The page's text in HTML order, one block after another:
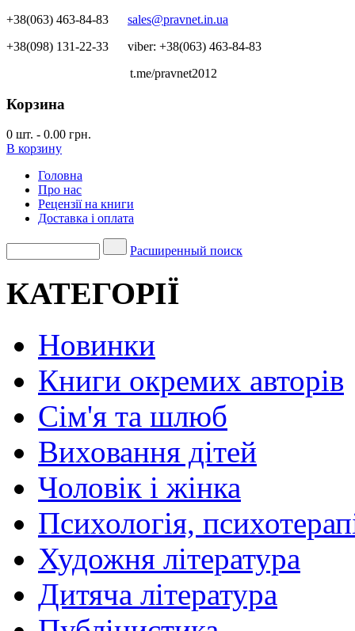
+38(063) 463-84-83 sales@pravnet.in.ua
+38(098) 131-22-33 viber: +38(063) 463-84-83
t.me/pravnet2012
Корзина
0 шт. - 0.00 грн.
В корзину
Головна
Про нас
Рецензії на книги
Доставка і оплата
Расширенный поиск
КАТЕГОРІЇ
Новинки
Книги окремих авторів
Сім'я та шлюб
Виховання дітей
Чоловік і жінка
Психологія,
Художня література
Дитяча література